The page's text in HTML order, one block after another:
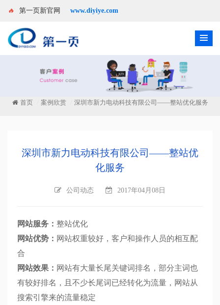
🔥 第一页新官网 www.diyiye.com
首页 案例欣赏 深圳市新力电动科技有限公司——整站优化服务
深圳市新力电动科技有限公司——整站优
化服务
公司动态 2017年04月08日
网站服务： 整站优化
网站优势： 网站权重较好，客户和操作人员的相互配
合
网站效果： 网站有大量长尾关键词排名，部分主词也
有较好排名，且不少长尾词已经转化为流量，网站从
搜索引擎来的流量稳定